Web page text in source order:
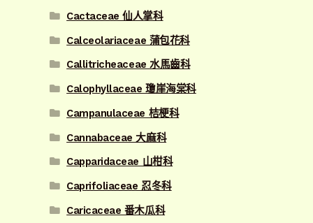
Cactaceae 仙人掌科
Calceolariaceae 蒲包花科
Callitricheaceae 水馬齒科
Calophyllaceae 瓊崖海棠科
Campanulaceae 桔梗科
Cannabaceae 大麻科
Capparidaceae 山柑科
Caprifoliaceae 忍冬科
Caricaceae 番木瓜科